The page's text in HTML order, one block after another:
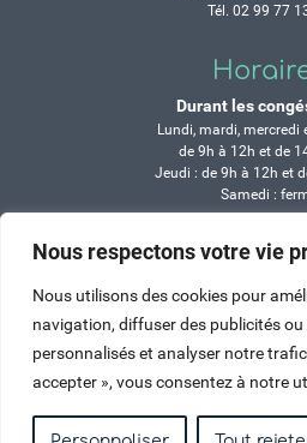
Nous respectons votre vie
Nous utilisons des cookies pour
navigation, diffuser des publicités
personnalisés et analyser notre
accepter », vous consentez à notre
Tél. 02 99 77
Durant les
Lundi, mardi, mercredi
de 9h à 12h et de
Jeudi : de 9h à 12h et
Samedi :
Crédits Mentions légales
Haut de page